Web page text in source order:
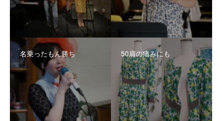
名乗ったもん勝ち 50肩の痛みにも